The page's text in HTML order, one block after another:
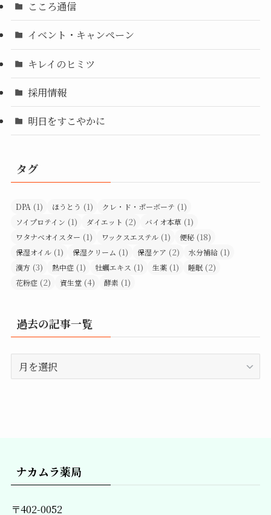
こころ通信
イベント・キャンペーン
キレイのヒミツ
採用情報
明日をすこやかに
タグ
DPA (1) ほうとう (1) クレ・ド・ポーボーテ (1)
ソイプロテイン (1) ダイエット (2) バイオ本草 (1)
ワタナベオイスター (1) ワックスエステル (1) 便秘 (18)
保湿オイル (1) 保湿クリーム (1) 保湿ケア (2) 水分補給 (1)
漢方 (3) 熱中症 (1) 牡蠣エキス (1) 生薬 (1) 睡眠 (2)
花粉症 (2) 資生堂 (4) 酵素 (1)
過去の記事一覧
去
ナカムラ薬局
〒402-0052